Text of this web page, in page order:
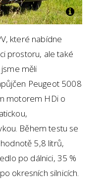
které nabídne
prostoru, ale také
měli
Peugeot 5008
motorem HDi o
Během testu se
5,8 litrů,
po dálnici, 35 %
okresních silnicích.